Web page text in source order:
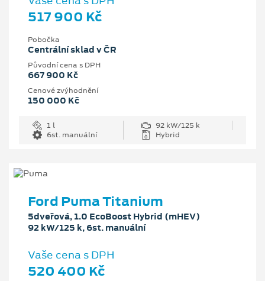
517 900 Kč
Pobočka
Centrální sklad v ČR
Původní cena s DPH
667 900 Kč
Cenové zvýhodnění
150 000 Kč
1 l
92 kW/125 k
6st. manuální
Hybrid
Ford Puma Titanium
5dveřová, 1.0 EcoBoost Hybrid (mHEV)
92 kW/125 k, 6st. manuální
Vaše cena s DPH
520 400 Kč